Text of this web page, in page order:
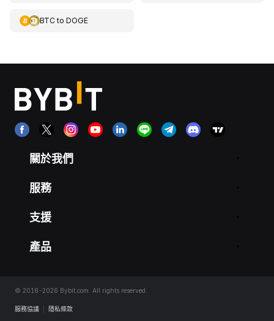
BTCto DOGE
關於我們
服務
支援
產品
© 2018-2026 Bybit.com. All rights reserved.
服務協議 隱私條款